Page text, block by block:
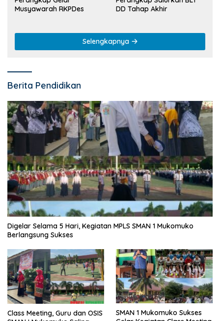
Musyawarah RKPDes
DD Tahap Akhir
Selengkapnya
Berita Pendidikan
Digelar Selama 5 Hari, Kegiatan MPLS SMAN 1 Mukomuko
Berlangsung Sukses
Class Meeting, Guru dan OSIS
SMAN 1 Mukomuko Sukses